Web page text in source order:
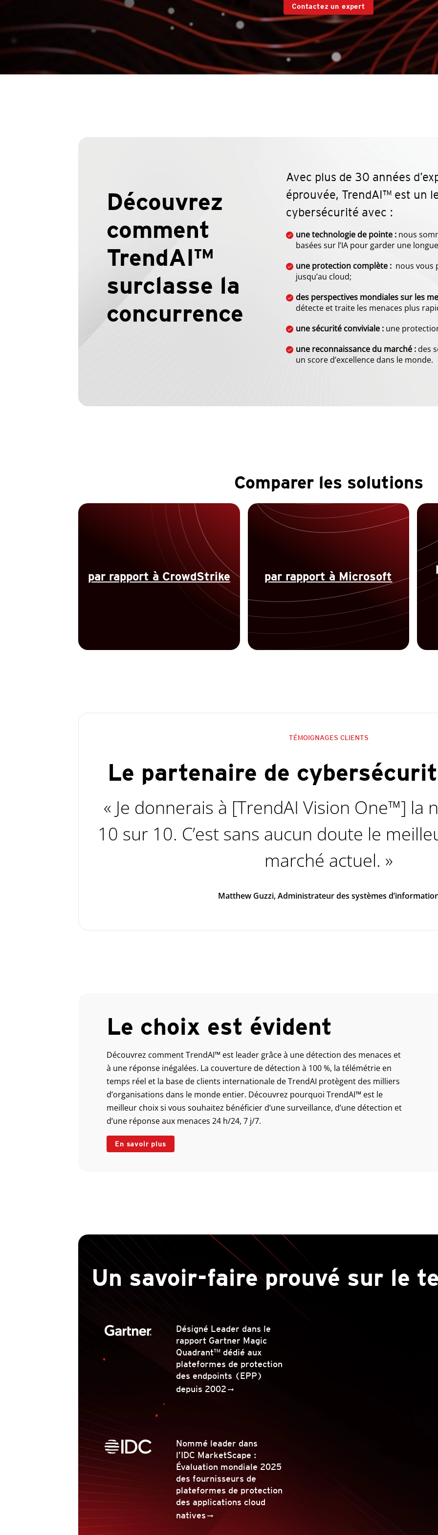
Contactez un expert
Découvrez
comment
TrendAI™
surclasse la
concurrence
Avec plus de 30 années
éprouvée, TrendAI™ est un
cybersécurité avec :
une technologie de pointe : nous
basées sur l’IA pour garder une
une protection complète : nous vous
jusqu’au cloud;
des perspectives mondiales sur les
détecte et traite les menaces plus
une sécurité conviviale : une
une reconnaissance du marché : des
un score d’excellence dans le monde.
Comparer les solutions
par rapport à CrowdStrike par rapport à Microsoft
TÉMOIGNAGES CLIENTS
Le partenaire de
« Je donnerais à [TrendAI Vision One™] la
10 sur 10. C’est sans aucun doute le
marché actuel. »
Matthew Guzzi, Administrateur des systèmes
Le choix est évident
Découvrez comment TrendAI™ est leader grâce à une détection des menaces et
à une réponse inégalées. La couverture de détection à 100 %, la télémétrie en
temps réel et la base de clients internationale de TrendAI protègent des milliers
d’organisations dans le monde entier. Découvrez pourquoi TrendAI™ est le
meilleur choix si vous souhaitez bénéficier d’une surveillance, d’une détection et
d’une réponse aux menaces 24 h/24, 7 j/7.
En savoir plus
Un savoir-faire prouvé sur le
Désigné Leader dans le
rapport Gartner Magic
Quadrant™ dédié aux
plateformes de protection
des endpoints (EPP)
depuis 2002
Nommé leader dans
l’IDC MarketScape :
Évaluation mondiale 2025
des fournisseurs de
plateformes de protection
des applications cloud
natives